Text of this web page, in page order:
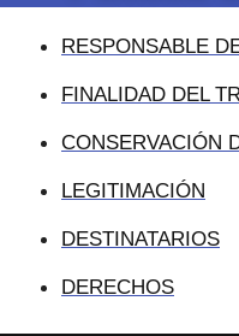
RESPONSABLE
FINALIDAD DEL
CONSERVACIÓN
LEGITIMACIÓN
DESTINATARIOS
DERECHOS